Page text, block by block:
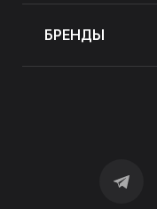
БРЕНДЫ